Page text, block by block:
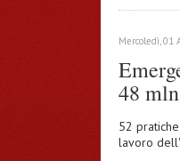
Mercoledì, 01
48 mln
52
lavoro